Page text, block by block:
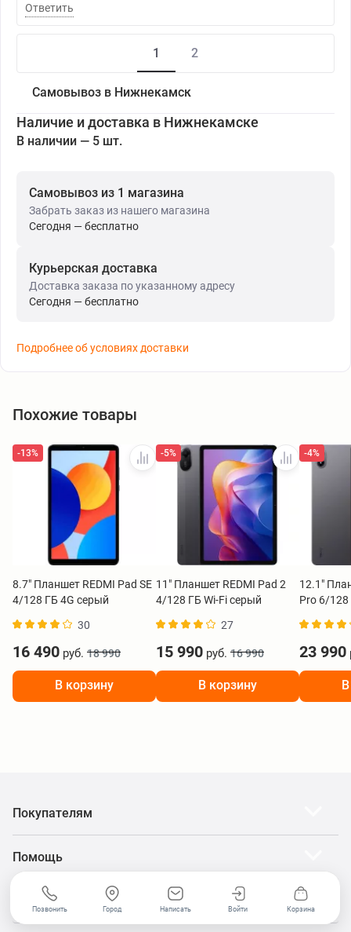
Ответить
1 2
Самовывоз в Нижнекамск
Наличие и доставка в Нижнекамске
В наличии — 5 шт.
Самовывоз из 1 магазина
Забрать заказ из нашего магазина
Сегодня — бесплатно
Курьерская доставка
Доставка заказа по указанному адресу
Сегодня — бесплатно
Подробнее об условиях доставки
Похожие товары
-13%
8.7" Планшет REDMI Pad SE
4/128 ГБ 4G серый
30
16 490 руб. 18 990
В корзину
-5%
11" Планшет REDMI Pad 2
4/128 ГБ Wi-Fi серый
27
15 990 руб. 16 990
В корзину
-4%
12.1"
Pro 6/128
23 990
Покупателям
Помощь
О компании
Позвонить Город Написать Войти Корзина